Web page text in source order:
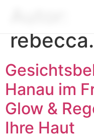
Hanau im
Glow &
Ihre Haut